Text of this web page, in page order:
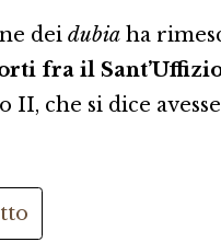
dei dubia ha
fra il
II, che si dice